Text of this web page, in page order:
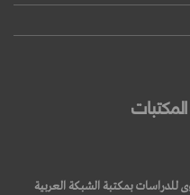
للدراسات بمكتبة الشبكة العربية